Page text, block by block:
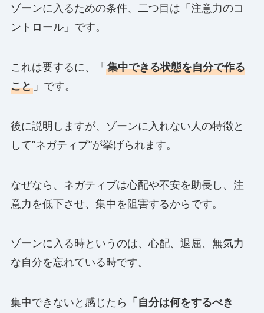
ゾーンに入るための条件、二つ目は「注意力のコ
ントロール」です。
これは要するに、「集中できる状態を自分で作る
こと」です。
後に説明しますが、ゾーンに入れない人の特徴と
して”ネガティブ”が挙げられます。
なぜなら、ネガティブは心配や不安を助長し、注
意力を低下させ、集中を阻害するからです。
ゾーンに入る時というのは、心配、退屈、無気力
な自分を忘れている時です。
集中できないと感じたら 「自分は何をするべき